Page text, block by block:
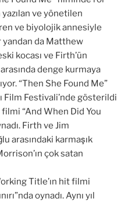
ve yönetilen
ve biyolojik annesiyle
yandan da Matthew
kocası ve Firth’ün
denge kurmaya
“Then She Found Me”
Film Festivali’nde gösterildi
“And When Did You
Firth ve Jim
arasındaki karmaşık
çok satan
Title’ın hit filmi
oynadı. Aynı yıl